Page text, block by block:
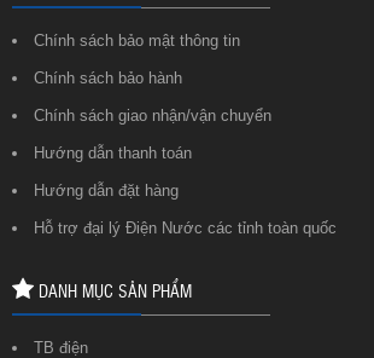
Chính sách bảo mật thông tin
Chính sách bảo hành
Chính sách giao nhận/vận chuyển
Hướng dẫn thanh toán
Hướng dẫn đặt hàng
Hỗ trợ đại lý Điện Nước các tỉnh toàn quốc
DANH MỤC SẢN PHẨM
TB điện